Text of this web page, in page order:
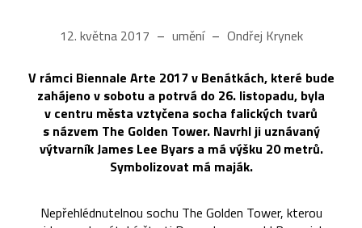
12. května 2017 umění Ondřej Krynek
V rámci Biennale Arte 2017 v Benátkách, které bude
zahájeno v sobotu a potrvá do 26. listopadu, byla
v centru města vztyčena socha falických tvarů
s názvem The Golden Tower. Navrhl ji uznávaný
výtvarník James Lee Byars a má výšku 20 metrů.
Symbolizovat má maják.
Nepřehlédnutelnou sochu The Golden Tower, kterou